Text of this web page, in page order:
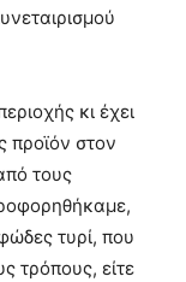
κι έχει
προϊόν στον
τους
τυρί, που
τρόπους, είτε